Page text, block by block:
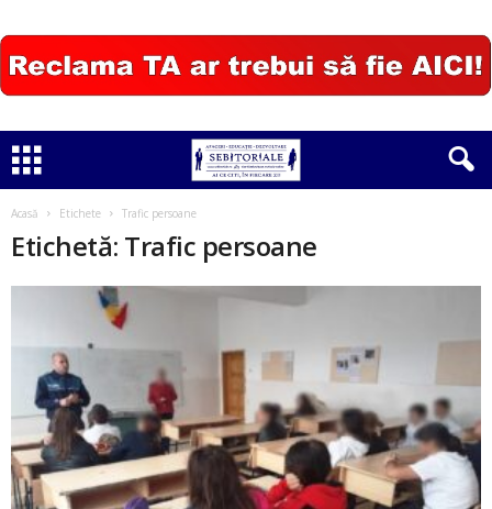
Acasă Etichete Trafic persoane
Etichetă: Trafic persoane